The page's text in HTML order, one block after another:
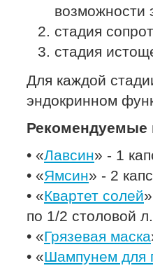
возможности
стадия
стадия
Для каждой
эндокринном
Рекомендуемые
• «Лавсин» - 1
• «Ямсин» - 2
• «Квартет солей
по 1/2 столовой
• «Грязевая маска
• «Шампунем для